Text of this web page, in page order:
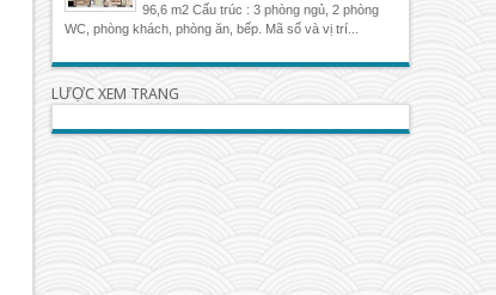
96,6 m2 Cấu trúc : 3 phòng ngủ, 2 phòng
WC, phòng khách, phòng ăn, bếp. Mã số và vị trí...
LƯỢC XEM TRANG